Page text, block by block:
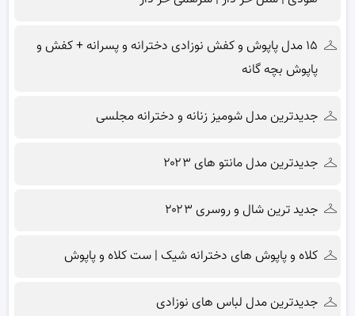
۱۵ مدل پاپوش و کفش نوزادی دخترانه و پسرانه + کفش و
پاپوش بچه گانه
جدیدترین مدل شومیز زنانه و دخترانه مجلسی
جدیدترین مدل مانتو های ۲۰۲۳
جدید ترین شال و روسری ۲۰۲۳
کلاه و پاپوش های دخترانه شیک | ست کلاه و پاپوش
جدیدترین مدل لباس های نوزادی